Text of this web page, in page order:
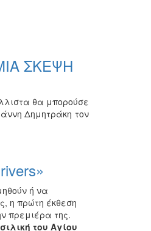
ΣΚΕΨΗ
θα μπορούσε
Δημητράκη τον
ή να
η πρώτη έκθεση
πρεμιέρα της.
του Αγίου